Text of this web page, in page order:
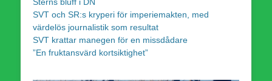
SVT och SR:s kryperi för imperiemakten, med
värdelös journalistik som resultat
SVT krattar manegen för en missdådare
”En fruktansvärd kortsiktighet”